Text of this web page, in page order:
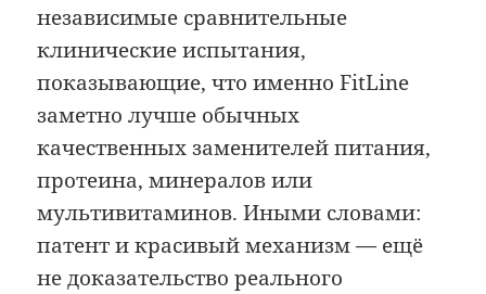
независимые сравнительные
клинические испытания,
показывающие, что именно FitLine
заметно лучше обычных
качественных заменителей питания,
протеина, минералов или
мультивитаминов. Иными словами:
патент и красивый механизм — ещё
не доказательство реального